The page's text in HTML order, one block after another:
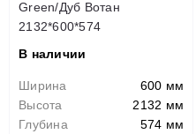
Green/Дуб Вотан
2132*600*574
В наличии
Ширина
600 мм
Высота
2132 мм
Глубина
574 мм